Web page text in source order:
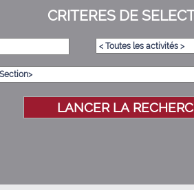
CRITERES DE
LANCER LA